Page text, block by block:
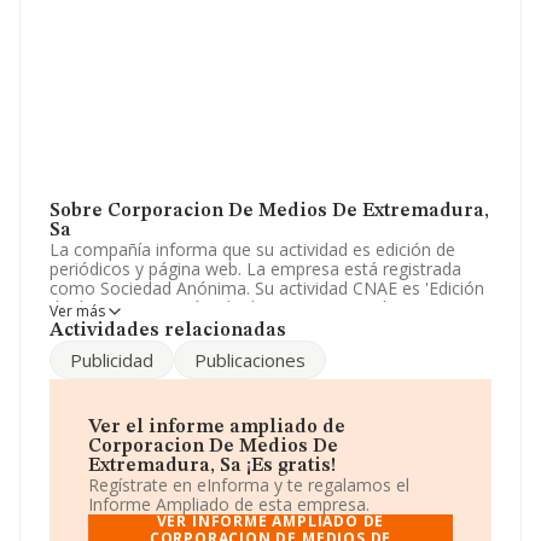
Sobre Corporacion De Medios De Extremadura,
Sa
La compañía informa que su actividad es edición de
periódicos y página web. La empresa está registrada
como Sociedad Anónima. Su actividad CNAE es 'Edición
de directorios y guías de direcciones postales' con
código 5812. No realiza actividad de importación y/o
Acerca de la información disponible en INFORMA sobre
el ranking sectorial, pasando del 53 al 54. En el ranking
del sector, delante de la empresa están compañías
como, por ejemplo: Grupo Promotor Salmantino, S.A
Baigorri Argitaletxe S.A ; éstas son algunas de las
empresas que están más abajo:Promotora
Mediterranea de Informaciones y Comunicaciones
Ver más
Actividades relacionadas
Publicidad Publicaciones
Ver el informe ampliado de
Corporacion De Medios De
Extremadura, Sa ¡Es gratis!
Regístrate en eInforma y te regalamos el
Informe Ampliado de esta empresa.
VER INFORME AMPLIADO DE